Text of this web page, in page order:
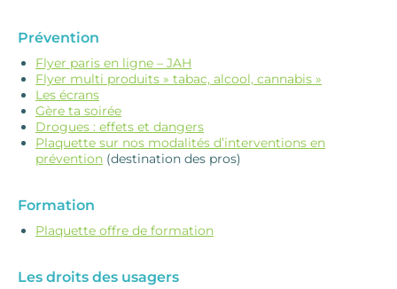
Prévention
Flyer paris en ligne – JAH
Flyer multi produits » tabac, alcool, cannabis »
Les écrans
Gère ta soirée
Drogues : effets et dangers
Plaquette sur nos modalités d’interventions en
prévention (destination des pros)
Formation
Plaquette offre de formation
Les droits des usagers